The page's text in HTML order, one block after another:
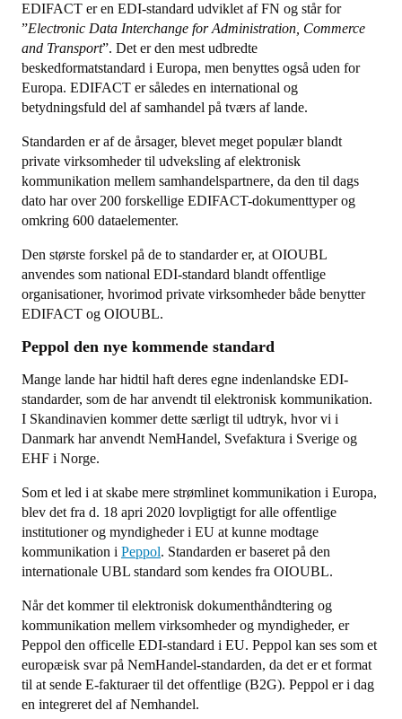
EDIFACT er en EDI-standard udviklet af FN og står for
”Electronic Data Interchange for Administration, Commerce
and Transport”. Det er den mest udbredte
beskedformatstandard i Europa, men benyttes også uden for
Europa. EDIFACT er således en international og
betydningsfuld del af samhandel på tværs af lande.
Standarden er af de årsager, blevet meget populær blandt
private virksomheder til udveksling af elektronisk
kommunikation mellem samhandelspartnere, da den til dags
dato har over 200 forskellige EDIFACT-dokumenttyper og
omkring 600 dataelementer.
Den største forskel på de to standarder er, at OIOUBL
anvendes som national EDI-standard blandt offentlige
organisationer, hvorimod private virksomheder både benytter
EDIFACT og OIOUBL.
Peppol den nye kommende standard
Mange lande har hidtil haft deres egne indenlandske EDI-
standarder, som de har anvendt til elektronisk kommunikation.
I Skandinavien kommer dette særligt til udtryk, hvor vi i
Danmark har anvendt NemHandel, Svefaktura i Sverige og
EHF i Norge.
Som et led i at skabe mere strømlinet kommunikation i Europa,
blev det fra d. 18 apri 2020 lovpligtigt for alle offentlige
institutioner og myndigheder i EU at kunne modtage
kommunikation i Peppol. Standarden er baseret på den
internationale UBL standard som kendes fra OIOUBL.
Når det kommer til elektronisk dokumenthåndtering og
kommunikation mellem virksomheder og myndigheder, er
Peppol den officelle EDI-standard i EU. Peppol kan ses som et
europæisk svar på NemHandel-standarden, da det er et format
til at sende E-fakturaer til det offentlige (B2G). Peppol er i dag
en integreret del af Nemhandel.